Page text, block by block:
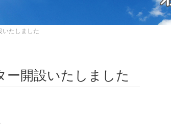
いたしました
ー開設いたしました